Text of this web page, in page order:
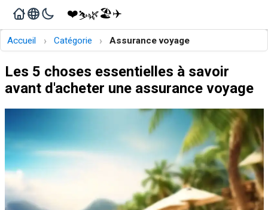
❤️⛷️🌿🏖️✈️
Accueil › Catégorie › Assurance voyage
Les 5 choses essentielles à savoir
avant d'acheter une assurance voyage